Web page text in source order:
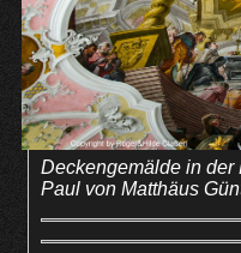
Deckengemälde in der
Paul von Matthäus